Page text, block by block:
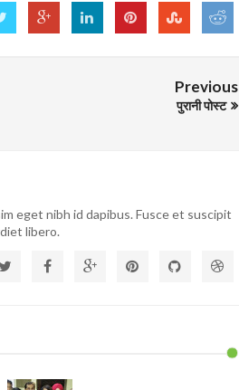
Previous
पुरानी पोस्ट
eget nibh id dapibus. Fusce et suscipit
libero.